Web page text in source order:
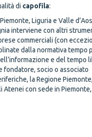
di capofila:
Liguria e Valle
interviene con altri
commerciali (con
dalla normativa
e del tempo
fondatore, socio o associato
la Regione
Atenei con sede in